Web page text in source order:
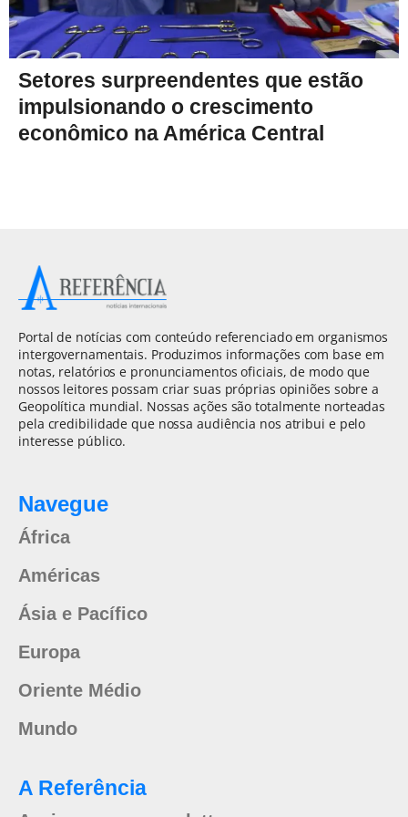
Setores surpreendentes que estão
impulsionando o crescimento
econômico na América Central
Portal de notícias com conteúdo referenciado em organismos
intergovernamentais. Produzimos informações com base em
notas, relatórios e pronunciamentos oficiais, de modo que
nossos leitores possam criar suas próprias opiniões sobre a
Geopolítica mundial. Nossas ações são totalmente norteadas
pela credibilidade que nossa audiência nos atribui e pelo
interesse público.
Navegue
África
Américas
Ásia e Pacífico
Europa
Oriente Médio
Mundo
A Referência